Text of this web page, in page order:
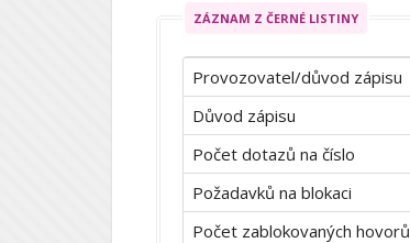
ZÁZNAM Z ČERNÉ LISTINY
Provozovatel/důvod zápisu
Důvod zápisu
Počet dotazů na číslo
Požadavků na blokaci
Počet zablokovaných hovorů